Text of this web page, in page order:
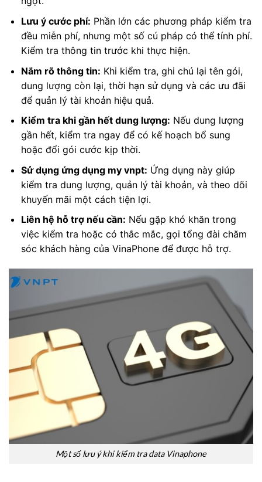
Lưu ý cước phí: Phần lớn các phương pháp kiểm tra
đều miễn phí, nhưng một số cú pháp có thể tính phí.
Kiểm tra thông tin trước khi thực hiện.
Nắm rõ thông tin: Khi kiểm tra, ghi chú lại tên gói,
dung lượng còn lại, thời hạn sử dụng và các ưu đãi
để quản lý tài khoản hiệu quả.
Kiểm tra khi gần hết dung lượng: Nếu dung lượng
gần hết, kiểm tra ngay để có kế hoạch bổ sung
hoặc đổi gói cước kịp thời.
Sử dụng ứng dụng my vnpt: Ứng dụng này giúp
kiểm tra dung lượng, quản lý tài khoản, và theo dõi
khuyến mãi một cách tiện lợi.
Liên hệ hỗ trợ nếu cần: Nếu gặp khó khăn trong
việc kiểm tra hoặc có thắc mắc, gọi tổng đài chăm
sóc khách hàng của VinaPhone để được hỗ trợ.
Một số lưu ý khi kiểm tra data Vinaphone